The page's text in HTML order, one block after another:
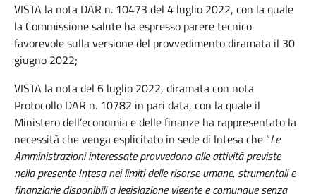
VISTA la nota DAR n. 10473 del 4 luglio 2022, con la quale
la Commissione salute ha espresso parere tecnico
favorevole sulla versione del provvedimento diramata il 30
giugno 2022;
VISTA la nota del 6 luglio 2022, diramata con nota
Protocollo DAR n. 10782 in pari data, con la quale il
Ministero dell’economia e delle finanze ha rappresentato la
necessità che venga esplicitato in sede di Intesa che “Le
Amministrazioni interessate provvedono alle attività previste
nella presente Intesa nei limiti delle risorse umane, strumentali e
finanziarie disponibili a legislazione vigente e comunque senza